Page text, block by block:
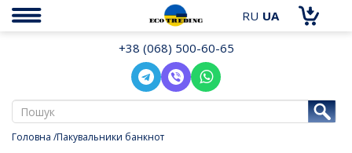
RU UA
+38 (068) 500-60-65
Головна Пакувальники банкнот